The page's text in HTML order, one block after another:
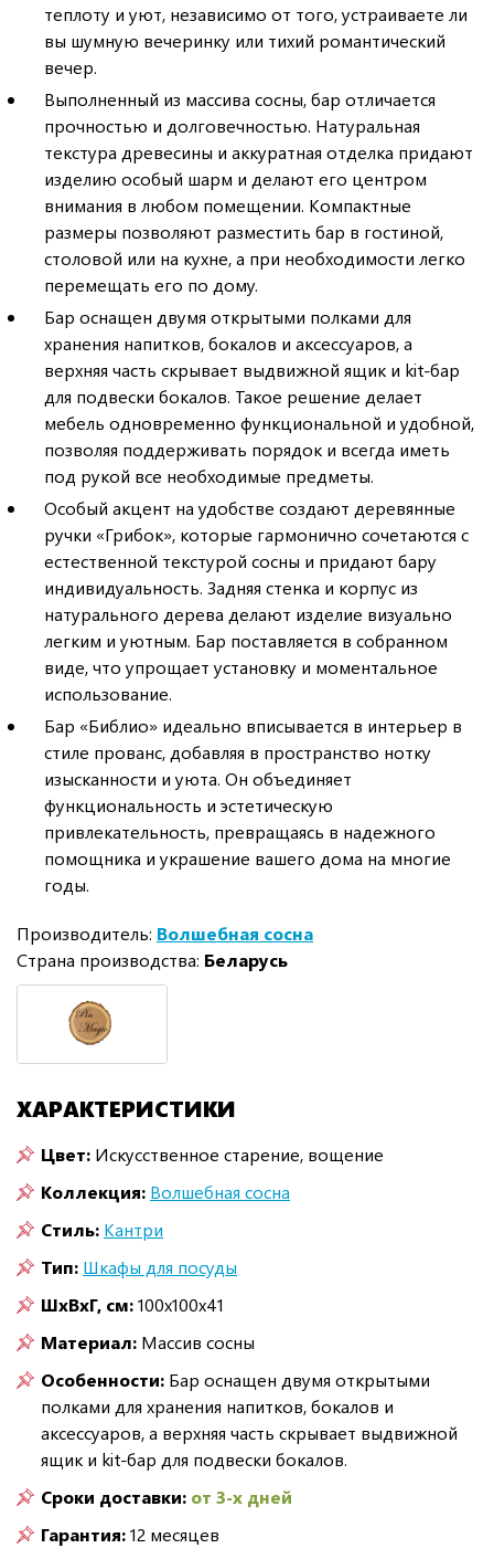
теплоту и уют, независимо от того, устраиваете ли
вы шумную вечеринку или тихий романтический
вечер.
Выполненный из массива сосны, бар отличается
прочностью и долговечностью. Натуральная
текстура древесины и аккуратная отделка придают
изделию особый шарм и делают его центром
внимания в любом помещении. Компактные
размеры позволяют разместить бар в гостиной,
столовой или на кухне, а при необходимости легко
перемещать его по дому.
Бар оснащен двумя открытыми полками для
хранения напитков, бокалов и аксессуаров, а
верхняя часть скрывает выдвижной ящик и kit-бар
для подвески бокалов. Такое решение делает
мебель одновременно функциональной и удобной,
позволяя поддерживать порядок и всегда иметь
под рукой все необходимые предметы.
Особый акцент на удобстве создают деревянные
ручки «Грибок», которые гармонично сочетаются с
естественной текстурой сосны и придают бару
индивидуальность. Задняя стенка и корпус из
натурального дерева делают изделие визуально
легким и уютным. Бар поставляется в собранном
виде, что упрощает установку и моментальное
использование.
Бар «Библио» идеально вписывается в интерьер в
стиле прованс, добавляя в пространство нотку
изысканности и уюта. Он объединяет
функциональность и эстетическую
привлекательность, превращаясь в надежного
помощника и украшение вашего дома на многие
годы.
Производитель: Волшебная сосна
Страна производства: Беларусь
ХАРАКТЕРИСТИКИ
Цвет: Искусственное старение, вощение
Коллекция: Волшебная сосна
Стиль: Кантри
Тип: Шкафы для посуды
ШxВxГ, см:100x100x41
Материал: Массив сосны
Особенности: Бар оснащен двумя открытыми
полками для хранения напитков, бокалов и
аксессуаров, а верхняя часть скрывает выдвижной
ящик и kit-бар для подвески бокалов.
Сроки доставки: от 3-х дней
Гарантия:12 месяцев